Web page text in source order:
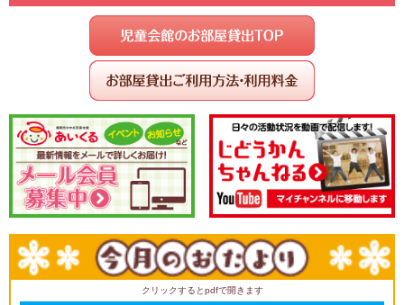
クリックするとpdfで開きます